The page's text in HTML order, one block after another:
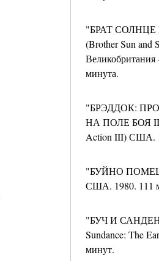
"БРАТ
(Brother Sun and
минута.
"БРЭДДОК:
НА ПОЛЕ БОЯ
Action III) США.
"БУЙНО
США. 1980. 111
"БУЧ И
Sundance: The
минут.